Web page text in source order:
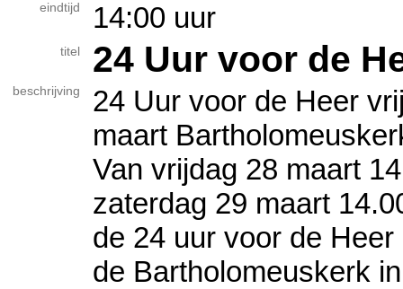
eindtijd 14:00 uur
titel 24 Uur voor de
beschrijving
24 Uur voor de Heer
maart
Van vrijdag 28 maart
zaterdag 29 maart
de 24 uur voor de Heer
de Bartholomeuskerk